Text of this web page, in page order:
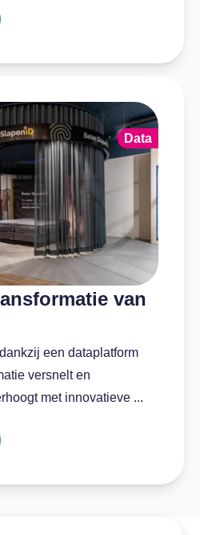
van
een dataplatform
versnelt en
met innovatieve ...
Data